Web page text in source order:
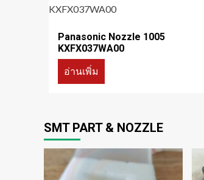
Panasonic Nozzle 1005
KXFX037WA00
อ่านเพิ่ม
SMT PART & NOZZLE